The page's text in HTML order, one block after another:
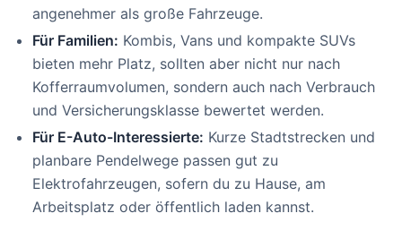
angenehmer als große Fahrzeuge.
Für Familien: Kombis, Vans und kompakte SUVs
bieten mehr Platz, sollten aber nicht nur nach
Kofferraumvolumen, sondern auch nach Verbrauch
und Versicherungsklasse bewertet werden.
Für E-Auto-Interessierte: Kurze Stadtstrecken und
planbare Pendelwege passen gut zu
Elektrofahrzeugen, sofern du zu Hause, am
Arbeitsplatz oder öffentlich laden kannst.